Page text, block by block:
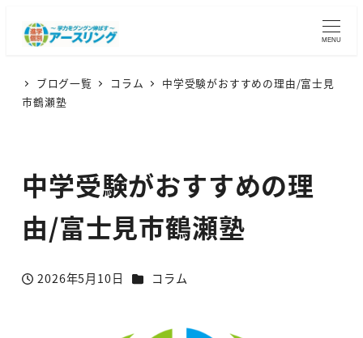
MENU
ブログ一覧 コラム
中学受験がおすすめの理由/富士見
市鶴瀬塾
中学受験がおすすめの理
由/富士見市鶴瀬塾
投稿日
2026年5月10日 カテゴリー
コラム